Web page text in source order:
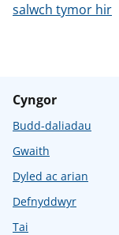
salwch tymor hir
Cyngor
Budd-daliadau
Gwaith
Dyled ac arian
Defnyddwyr
Tai